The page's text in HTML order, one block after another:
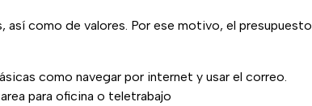
así como de valores. Por ese motivo, el presupuesto
como navegar por internet y usar el correo.
para oficina o teletrabajo